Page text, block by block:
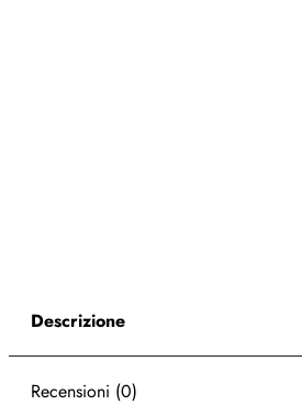
Descrizione
Recensioni (0)